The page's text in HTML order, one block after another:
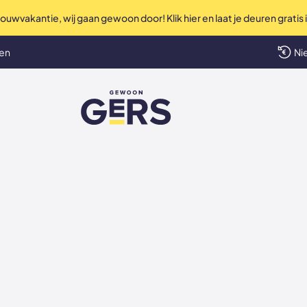
wij gaan gewoon door! Klik hier en laat je deuren
GewoonGers